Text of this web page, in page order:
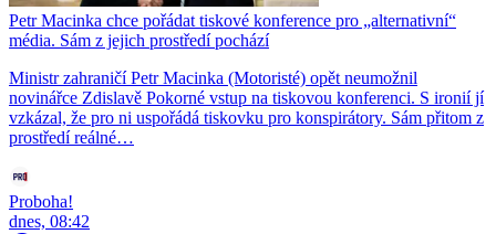
Petr Macinka chce pořádat tiskové konference pro „alternativní“
média. Sám z jejich prostředí pochází
Ministr zahraničí Petr Macinka (Motoristé) opět neumožnil
novinářce Zdislavě Pokorné vstup na tiskovou konferenci. S ironií jí
vzkázal, že pro ni uspořádá tiskovku pro konspirátory. Sám přitom z
prostředí reálné…
Proboha!
dnes, 08:42